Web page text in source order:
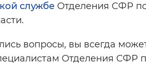
службе Отделения СФР
вопросы, вы всегда
Отделения СФР